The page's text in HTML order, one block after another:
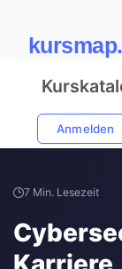
Anmelden
7 Min. Lesezeit